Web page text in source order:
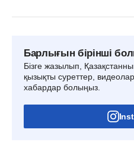
Барлығын бірінші
Бізге жазылып,
қызықты суреттер,
хабардар болыңыз.